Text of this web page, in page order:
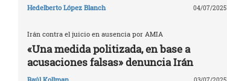
Hedelberto López Blanch 04/07/2025
Irán contra el juicio en ausencia por AMIA
«Una medida politizada, en base a
acusaciones falsas» denuncia Irán